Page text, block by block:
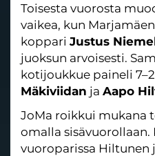
Toisesta vuorosta
vaikea, kun
koppari Justus
juoksun arvoisesti.
kotijoukkue paineli
Mäkiviidan ja Aapo
JoMa roikkui mukana
omalla sisävuorollaan.
vuoroparissa Hiltunen